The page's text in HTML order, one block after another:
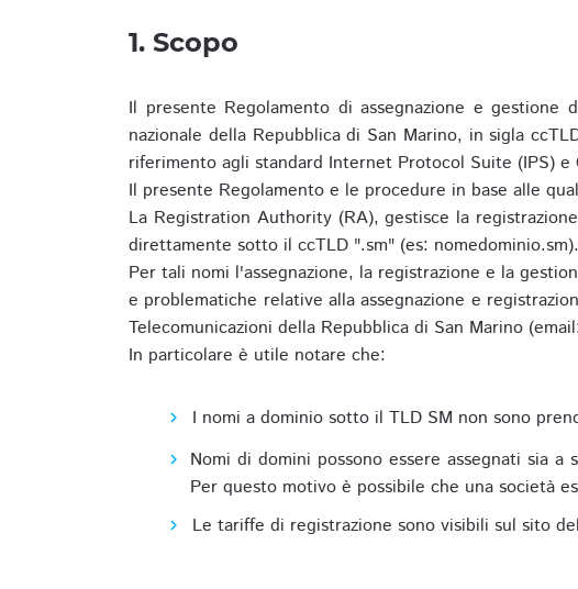
1. Scopo
Il presente Regolamento di assegnazione e
nazionale della Repubblica di San Marino, in sigla
riferimento agli standard Internet Protocol Suite (IPS) e
Il presente Regolamento e le procedure in base alle
La Registration Authority (RA), gestisce la
direttamente sotto il ccTLD ".sm" (es: nomedominio.sm).
Per tali nomi l'assegnazione, la registrazione e la
e problematiche relative alla assegnazione e
Telecomunicazioni della Repubblica di San Marino (email:
In particolare è utile notare che:
I nomi a dominio sotto il TLD SM non sono
Nomi di domini possono essere assegnati sia
Per questo motivo è possibile che una società
Le tariffe di registrazione sono visibili sul sito